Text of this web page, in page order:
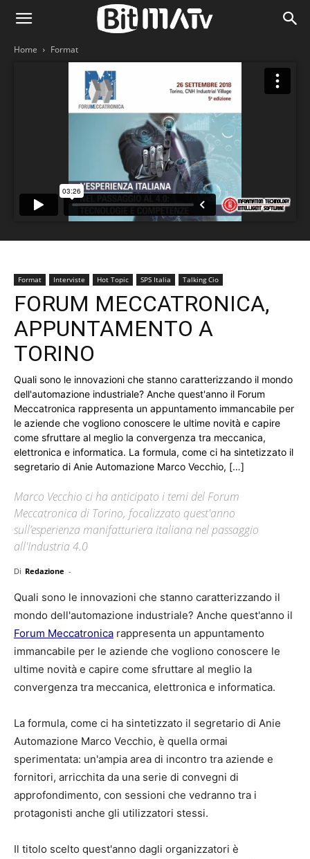
Home Format
Format Interviste Hot Topic SPS Italia Talking Cio
FORUM MECCATRONICA,
APPUNTAMENTO A
TORINO
Quali sono le innovazioni che stanno caratterizzando il mondo
dell'automazione industriale? Anche quest'anno il Forum
Meccatronica rappresenta un appuntamento immancabile per
le aziende che vogliono conoscere le ultime novità e capire
come sfruttare al meglio la convergenza tra meccanica,
elettronica e informatica. La formula, come ci ha sintetizzato il
segretario di Anie Automazione Marco Vecchio, […]
Marco Vecchio ci ha anticipato i temi del Forum
Meccatronica di Torino, focalizzato quest'anno
sull’esperienza manifatturiera italiana nel passaggio
all'Industria 4.0
Di Redazione -
Quali sono le innovazioni che stanno caratterizzando il
mondo dell'automazione industriale? Anche quest'anno il
Forum Meccatronica rappresenta un appuntamento
immancabile per le aziende che vogliono conoscere le
ultime novità e capire come sfruttare al meglio la
convergenza tra meccanica, elettronica e informatica.
La formula, come ci ha sintetizzato il segretario di Anie
Automazione Marco Vecchio, è quella ormai
sperimentata: un'ampia area di incontro tra aziende e
fornitori, arricchita da una serie di convegni di
approfondimento, con sessioni che vedranno tra i
protagonisti anche gli utilizzatori stessi.
Il titolo scelto quest'anno dagli organizzatori è